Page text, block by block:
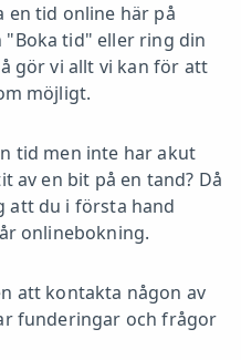
en tid online här på
"Boka tid" eller ring din
gör vi allt vi kan för att
möjligt.
tid men inte har akut
av en bit på en tand? Då
att du i första hand
onlinebokning.
att kontakta någon av
funderingar och frågor